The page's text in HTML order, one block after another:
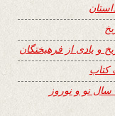
و یادی از فرهیختگان
کتاب
سال نو و نوروز